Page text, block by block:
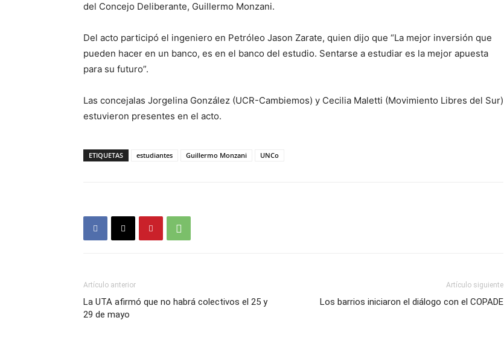
del Concejo Deliberante, Guillermo Monzani.
Del acto participó el ingeniero en Petróleo Jason Zarate, quien dijo que “La mejor inversión que
pueden hacer en un banco, es en el banco del estudio. Sentarse a estudiar es la mejor apuesta
para su futuro”.
Las concejalas Jorgelina González (UCR-Cambiemos) y Cecilia Maletti (Movimiento Libres del Sur)
estuvieron presentes en el acto.
ETIQUETAS estudiantes Guillermo Monzani UNCo
Artículo anterior
La UTA afirmó que no habrá colectivos el 25 y
29 de mayo
Artículo siguiente
Los barrios iniciaron el diálogo con el COPADE